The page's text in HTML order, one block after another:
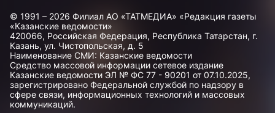
© 1991 – 2026 Филиал АО «ТАТМЕДИА» «Редакция газеты
«Казанские ведомости»
420066, Российская Федерация, Республика Татарстан, г.
Казань, ул. Чистопольская, д. 5
Наименование СМИ: Казанские ведомости
Средство массовой информации сетевое издание
Казанские ведомости ЭЛ № ФС 77 - 90201 от 07.10.2025,
зарегистрировано Федеральной службой по надзору в
сфере связи, информационных технологий и массовых
коммуникаций.